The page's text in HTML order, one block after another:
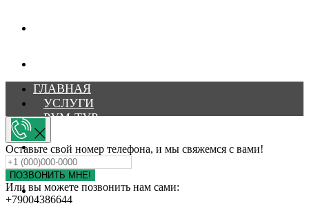
ГЛАВНАЯ
УСЛУГИ
РУМ-ТУР
АФИША
ПОРТФОЛИО
КОНТАКТЫ
ОТЗЫВЫ
НАШИ ДРУЗЬЯ
Оставьте свой номер телефона, и мы свяжемся с вами!
ПОЗВОНИТЬ МНЕ!
Или вы можете позвонить нам сами:
+79004386644